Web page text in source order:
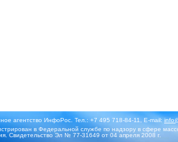
агентство ИнфоРос. Тел.: +7 495 718-84-11, E-mail:
в Федеральной службе по надзору в сфере
Свидетельство Эл № 77-31649 от 04 апреля 2008 г.